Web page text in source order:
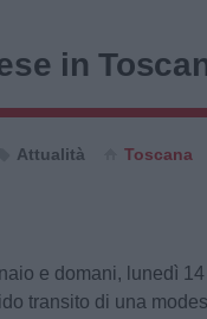
in
Attualità Toscana
e domani, lunedì
transito di una